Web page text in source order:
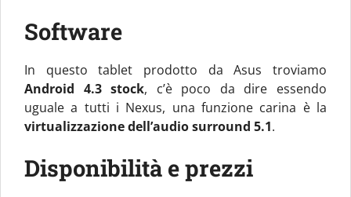
Software
In questo tablet prodotto da Asus troviamo
Android 4.3 stock, c’è poco da dire essendo
uguale a tutti i Nexus, una funzione carina è la
virtualizzazione dell’audio surround 5.1.
Disponibilità e prezzi